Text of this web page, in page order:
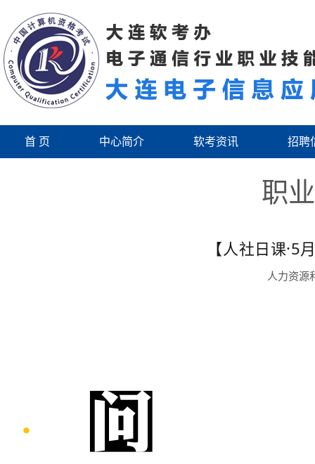
首 页 中心简介 软考资讯 招聘
职
【人社日课·5月4日】职业
人力资源和社会保